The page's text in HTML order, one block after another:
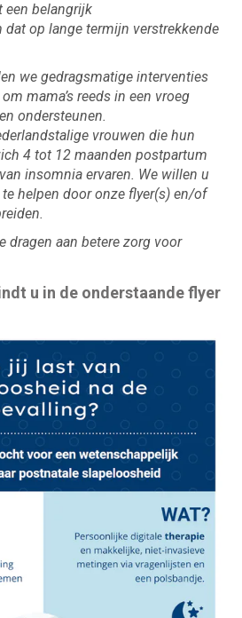
een belangrijk
op lange termijn verstrekkende
we gedragsmatige interventies
mama’s reeds in een vroeg
ondersteunen.
vrouwen die hun
4 tot 12 maanden postpartum
insomnia ervaren. We willen u
helpen door onze flyer(s) en/of
dragen aan betere zorg voor
u in de onderstaande flyer